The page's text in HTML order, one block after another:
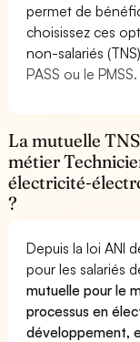
permet de
choisissez ces
non-salariés
PASS ou le PMSS.
La mutuelle
métier
électricité-
?
Depuis la loi ANI
pour les salariés
mutuelle pour le
processus en
développement,